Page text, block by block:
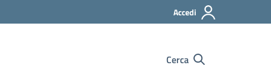
Accedi
Cerca